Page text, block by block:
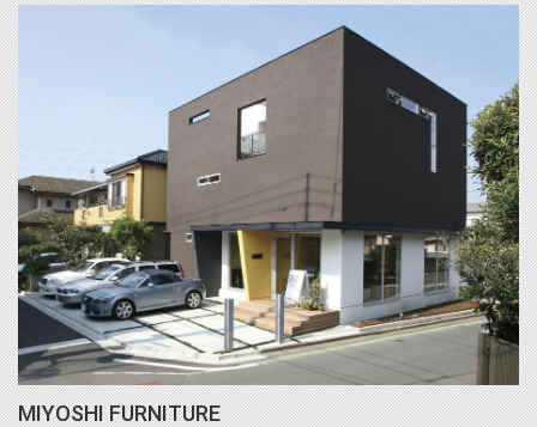
MIYOSHI FURNITURE